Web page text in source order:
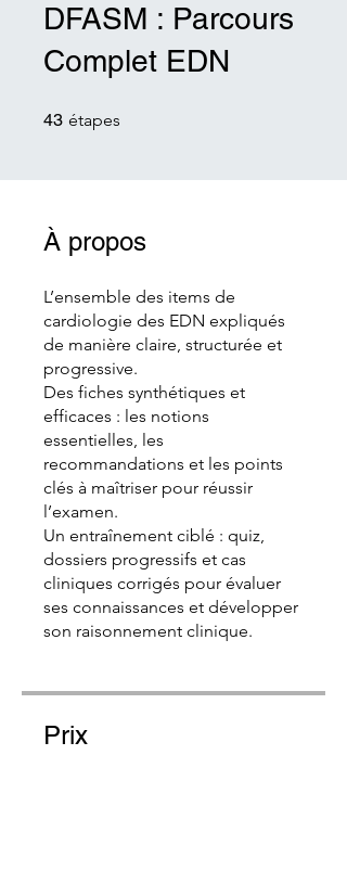
DFASM : Parcours
Complet EDN
43 étapes
À propos
L’ensemble des items de
cardiologie des EDN expliqués
de manière claire, structurée et
progressive.
Des fiches synthétiques et
efficaces : les notions
essentielles, les
recommandations et les points
clés à maîtriser pour réussir
l’examen.
Un entraînement ciblé : quiz,
dossiers progressifs et cas
cliniques corrigés pour évaluer
ses connaissances et développer
son raisonnement clinique.
Prix